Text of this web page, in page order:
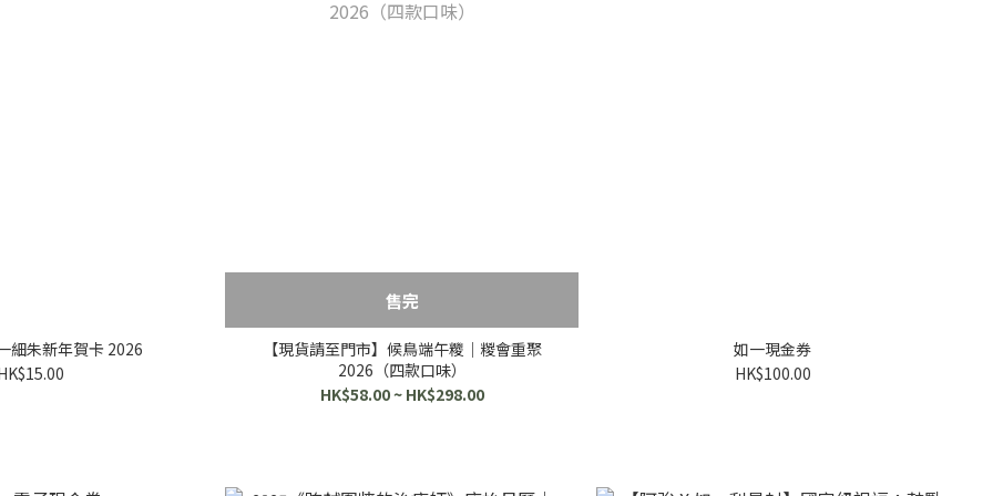
細朱新年賀卡 2026
售完
【現貨請至門市】候鳥端午糭｜糉會重聚
2026（四款口味）
HK$58.00 ~ HK$298.00
如一現金券
HK$100.00